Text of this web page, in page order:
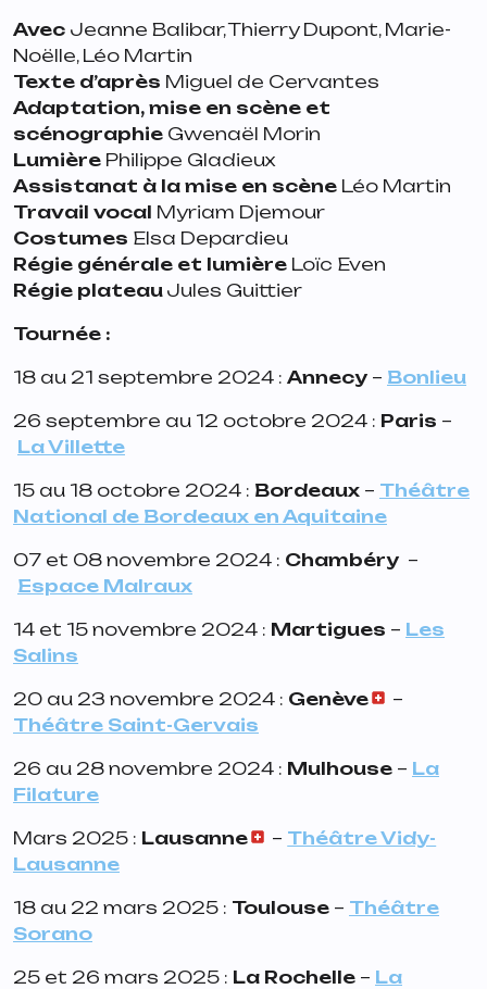
Avec Jeanne Balibar, Thierry Dupont, Marie-
Noëlle, Léo Martin
Texte d’après Miguel de Cervantes
Adaptation, mise en scène et
scénographie Gwenaël Morin
Lumière Philippe Gladieux
Assistanat à la mise en scène Léo Martin
Travail vocal Myriam Djemour
Costumes Elsa Depardieu
Régie générale et lumière Loïc Even
Régie plateau Jules Guittier
Tournée :
18 au 21 septembre 2024 : Annecy – Bonlieu
26 septembre au 12 octobre 2024 : Paris –
La Villette
15 au 18 octobre 2024 : Bordeaux – Théâtre
National de Bordeaux en Aquitaine
07 et 08 novembre 2024 : Chambéry –
Espace Malraux
14 et 15 novembre 2024 : Martigues – Les
Salins
20 au 23 novembre 2024 : Genève
–
Théâtre Saint-Gervais
26 au 28 novembre 2024 : Mulhouse – La
Filature
Mars 2025 : Lausanne – Théâtre Vidy-
Lausanne
18 au 22 mars 2025 : Toulouse – Théâtre
Sorano
25 et 26 mars 2025 : La Rochelle – La